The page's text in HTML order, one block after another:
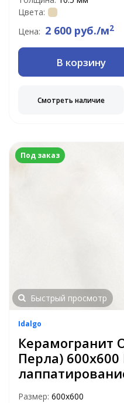
Цвета:
Цена: 2 600 руб./м2
В корзину
Смотреть наличие
Под заказ
Быстрый просмотр
Idalgo
Керамогранит
Перла) 600x600
Размер: 600х600